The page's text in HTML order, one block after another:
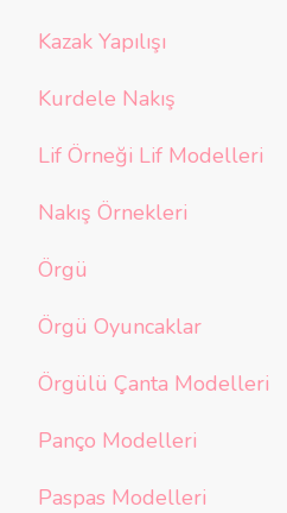
Kazak Yapılışı
Kurdele Nakış
Lif Örneği Lif Modelleri
Nakış Örnekleri
Örgü
Örgü Oyuncaklar
Örgülü Çanta Modelleri
Panço Modelleri
Paspas Modelleri